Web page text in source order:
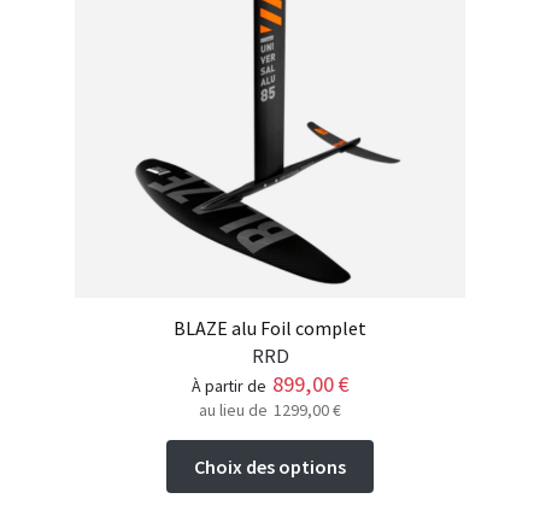
BLAZE alu Foil complet
RRD
à partir de 899,00€
au lieu de 1299,00€
Choix des options